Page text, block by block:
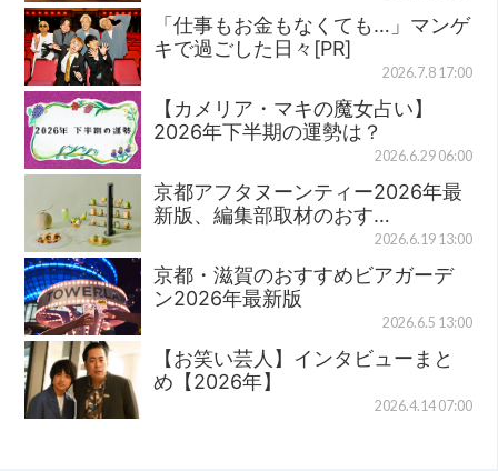
「仕事もお金もなくても…」マンゲ
キで過ごした日々[PR]
2026.7.8 17:00
【カメリア・マキの魔女占い】
2026年下半期の運勢は？
2026.6.29 06:00
京都アフタヌーンティー2026年最
新版、編集部取材のおす…
2026.6.19 13:00
京都・滋賀のおすすめビアガーデ
ン2026年最新版
2026.6.5 13:00
【お笑い芸人】インタビューまと
め【2026年】
2026.4.14 07:00